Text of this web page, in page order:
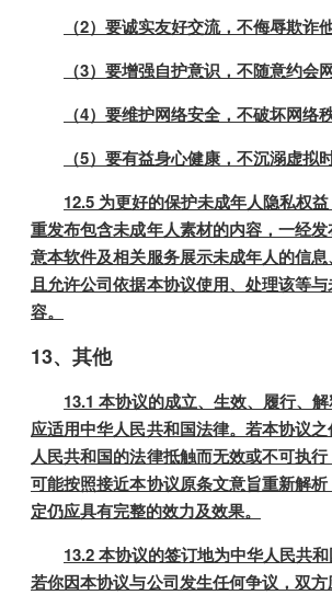
（2）要诚实友好交流，不侮辱欺诈
（3）要增强自护意识，不随意约会
（4）要维护网络安全，不破坏网络
（5）要有益身心健康，不沉溺虚拟
12.5 为更好的保护未成年人隐私权
重发布包含未成年人素材的内容，一经
意本软件及相关服务展示未成年人的信息
且允许公司依据本协议使用、处理该等
容。
13、其他
13.1 本协议的成立、生效、履行、
应适用中华人民共和国法律。若本协议
人民共和国的法律抵触而无效或不可执
可能按照接近本协议原条文意旨重新解
定仍应具有完整的效力及效果。
13.2 本协议的签订地为中华人民共和
若你因本协议与公司发生任何争议，双